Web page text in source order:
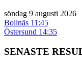
söndag 9 augusti 2026
Bollnäs 11:45
Östersund 14:35
SENASTE